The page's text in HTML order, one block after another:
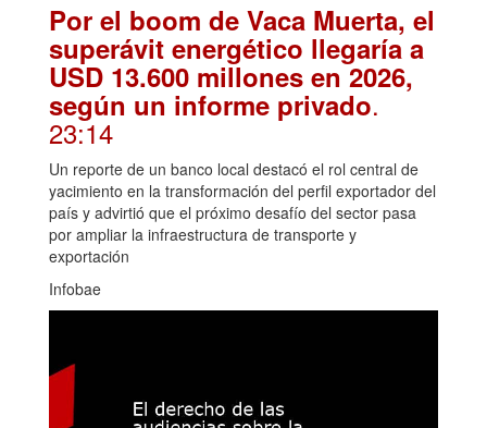
Por el boom de Vaca Muerta, el
superávit energético llegaría a
USD 13.600 millones en 2026,
según un informe privado.
23:14
Un reporte de un banco local destacó el rol central de
yacimiento en la transformación del perfil exportador del
país y advirtió que el próximo desafío del sector pasa
por ampliar la infraestructura de transporte y
exportación
Infobae